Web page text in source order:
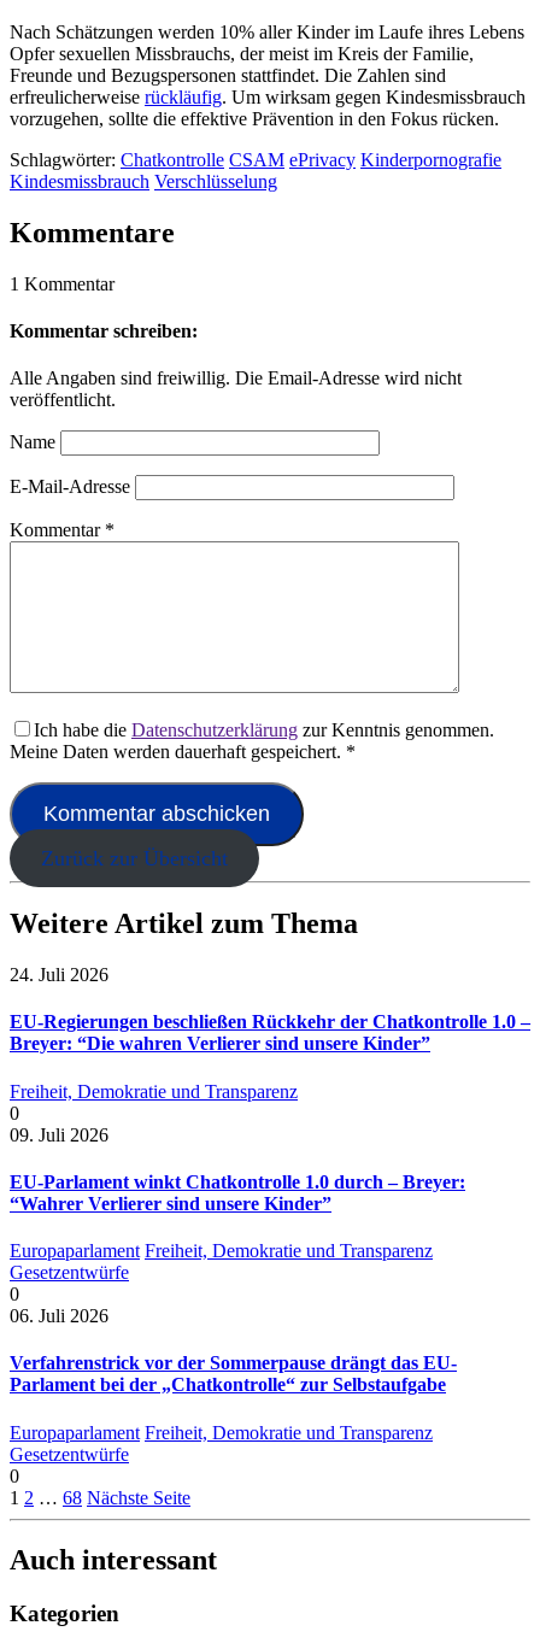
Nach Schätzungen werden 10% aller Kinder im Laufe ihres Lebens
Opfer sexuellen Missbrauchs, der meist im Kreis der Familie,
Freunde und Bezugspersonen stattfindet. Die Zahlen sind
erfreulicherweise rückläufig. Um wirksam gegen Kindesmissbrauch
vorzugehen, sollte die effektive Prävention in den Fokus rücken.
Schlagwörter: Chatkontrolle CSAM ePrivacy Kinderpornografie
Kindesmissbrauch Verschlüsselung
Kommentare
1 Kommentar
Kommentar schreiben:
Alle Angaben sind freiwillig. Die Email-Adresse wird nicht
veröffentlicht.
Name
E-Mail-Adresse
Kommentar *
Ich habe die Datenschutzerklärung zur Kenntnis genommen.
Meine Daten werden dauerhaft gespeichert. *
Zurück zur Übersicht
Weitere Artikel zum Thema
24. Juli 2026
EU-Regierungen beschließen Rückkehr der Chatkontrolle 1.0 –
Breyer: “Die wahren Verlierer sind unsere Kinder”
Freiheit, Demokratie und Transparenz
0
09. Juli 2026
EU-Parlament winkt Chatkontrolle 1.0 durch – Breyer:
“Wahrer Verlierer sind unsere Kinder”
Europaparlament Freiheit, Demokratie und Transparenz
Gesetzentwürfe
0
06. Juli 2026
Verfahrenstrick vor der Sommerpause drängt das EU-
Parlament bei der „Chatkontrolle“ zur Selbstaufgabe
Europaparlament Freiheit, Demokratie und Transparenz
Gesetzentwürfe
0
1 2 … 68 Nächste Seite
Auch interessant
Kategorien